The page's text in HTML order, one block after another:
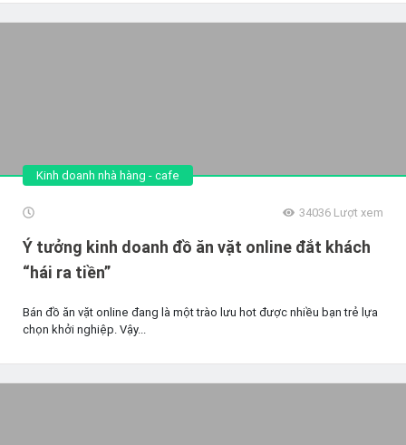
Kinh doanh nhà hàng - cafe
34036 Lượt xem
Ý tưởng kinh doanh đồ ăn vặt online đắt khách
“hái ra tiền”
Bán đồ ăn vặt online đang là một trào lưu hot được nhiều bạn trẻ lựa
chọn khởi nghiệp. Vậy...